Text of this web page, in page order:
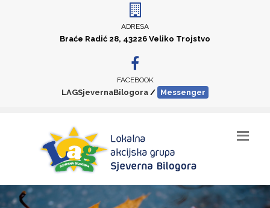
ADRESA
Braće Radić 28, 43226 Veliko Trojstvo
FACEBOOK
LAGSjevernaBilogora / Messenger